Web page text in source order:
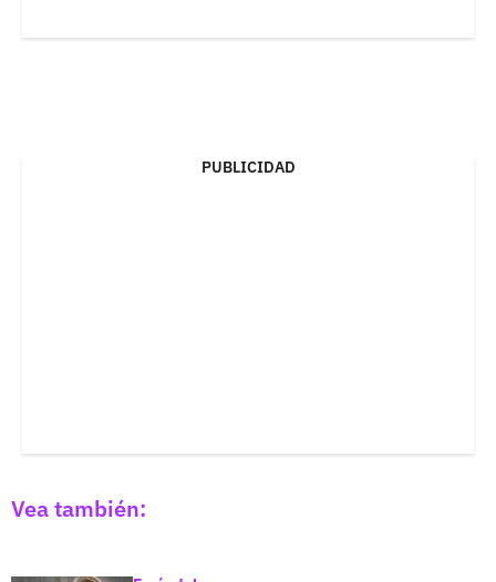
PUBLICIDAD
Vea también: